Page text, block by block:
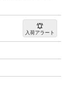
入荷アラート